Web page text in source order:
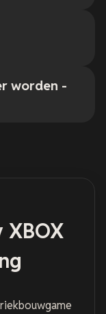
worden -
XBOX